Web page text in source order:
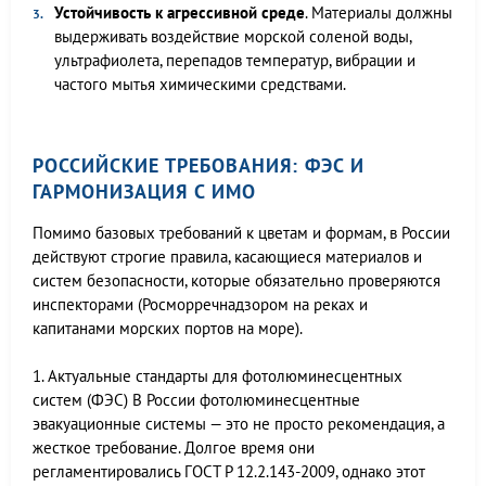
Устойчивость к агрессивной среде. Материалы должны
выдерживать воздействие морской соленой воды,
ультрафиолета, перепадов температур, вибрации и
частого мытья химическими средствами.
РОССИЙСКИЕ ТРЕБОВАНИЯ: ФЭС И
ГАРМОНИЗАЦИЯ С ИМО
Помимо базовых требований к цветам и формам, в России
действуют строгие правила, касающиеся материалов и
систем безопасности, которые обязательно проверяются
инспекторами (Росморречнадзором на реках и
капитанами морских портов на море).
1. Актуальные стандарты для фотолюминесцентных
систем (ФЭС) В России фотолюминесцентные
эвакуационные системы — это не просто рекомендация, а
жесткое требование. Долгое время они
регламентировались ГОСТ Р 12.2.143-2009, однако этот